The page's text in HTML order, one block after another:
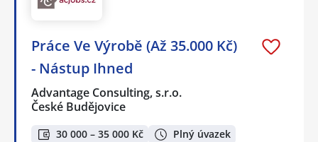
Práce Ve Výrobě (Až 35.000 Kč)
- Nástup Ihned
Advantage Consulting, s.r.o.
České Budějovice
30 000 – 35 000 Kč
Plný úvazek